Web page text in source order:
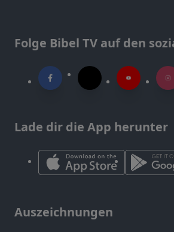
Folge Bibel TV auf den
Lade dir die App herunter
Auszeichnungen